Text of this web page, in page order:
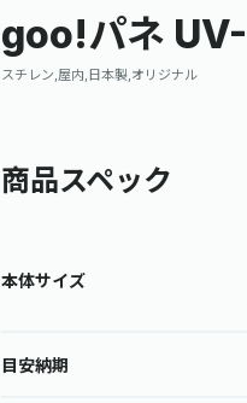
goo!パネ
スチレン,屋内,日本製,オリジナル
商品スペック
本体サイズ
目安納期